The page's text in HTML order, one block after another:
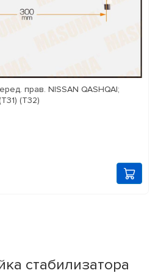
прав. NISSAN QASHQAI;
(T32)
стабилизатора